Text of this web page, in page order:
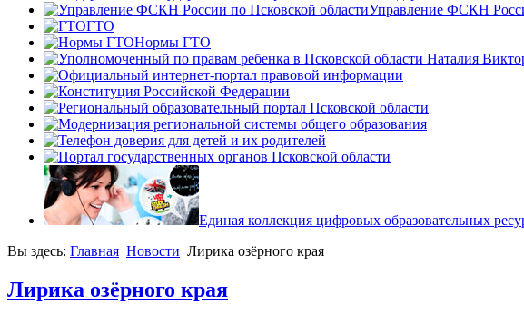
Управление ФСКН
ГТО
Нормы ГТО
Единая коллекция цифровых образовательных
Вы здесь: Главная Новости Лирика озёрного края
Лирика озёрного края